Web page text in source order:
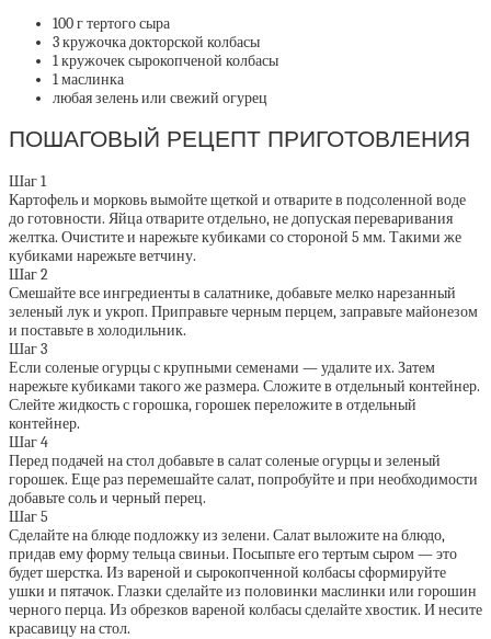
100 г тертого сыра
3 кружочка докторской колбасы
1 кружочек сырокопченой колбасы
1 маслинка
любая зелень или свежий огурец
ПОШАГОВЫЙ РЕЦЕПТ ПРИГОТОВЛЕНИЯ
Шаг 1
Картофель и морковь вымойте щеткой и отварите в подсоленной воде
до готовности. Яйца отварите отдельно, не допуская переваривания
желтка. Очистите и нарежьте кубиками со стороной 5 мм. Такими же
кубиками нарежьте ветчину.
Шаг 2
Смешайте все ингредиенты в салатнике, добавьте мелко нарезанный
зеленый лук и укроп. Приправьте черным перцем, заправьте майонезом
и поставьте в холодильник.
Шаг 3
Если соленые огурцы с крупными семенами — удалите их. Затем
нарежьте кубиками такого же размера. Сложите в отдельный контейнер.
Слейте жидкость с горошка, горошек переложите в отдельный
контейнер.
Шаг 4
Перед подачей на стол добавьте в салат соленые огурцы и зеленый
горошек. Еще раз перемешайте салат, попробуйте и при необходимости
добавьте соль и черный перец.
Шаг 5
Сделайте на блюде подложку из зелени. Салат выложите на блюдо,
придав ему форму тельца свиньи. Посыпьте его тертым сыром — это
будет шерстка. Из вареной и сырокопченной колбасы сформируйте
ушки и пятачок. Глазки сделайте из половинки маслинки или горошин
черного перца. Из обрезков вареной колбасы сделайте хвостик. И несите
красавицу на стол.